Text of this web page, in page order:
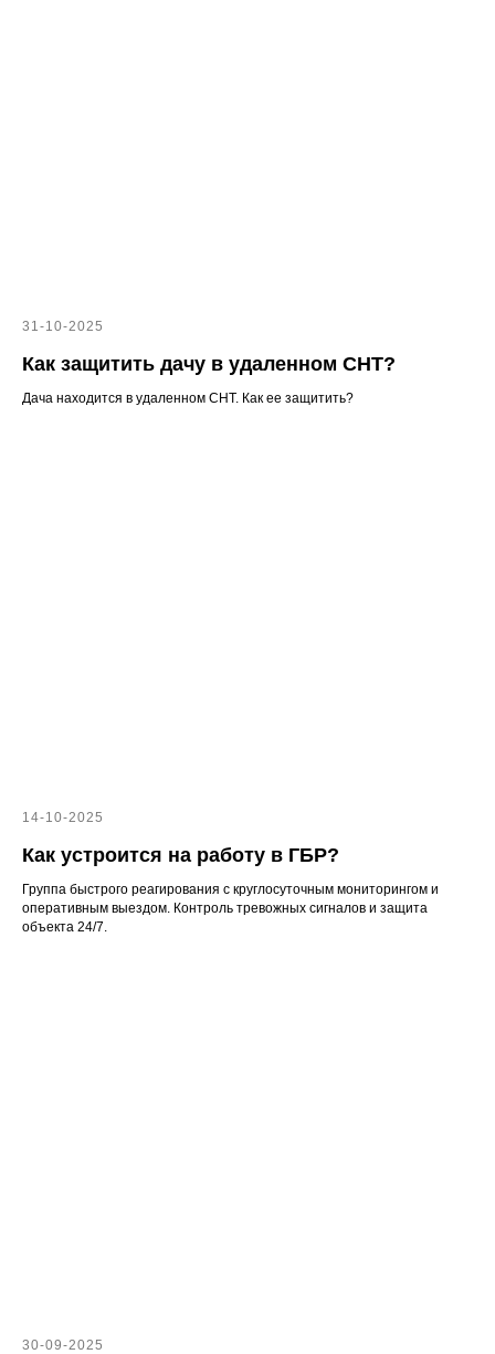
31-10-2025
Как защитить дачу в удаленном СНТ?
Дача находится в удаленном СНТ. Как ее защитить?
14-10-2025
Как устроится на работу в ГБР?
Группа быстрого реагирования с круглосуточным мониторингом и
оперативным выездом. Контроль тревожных сигналов и защита
объекта 24/7.
30-09-2025